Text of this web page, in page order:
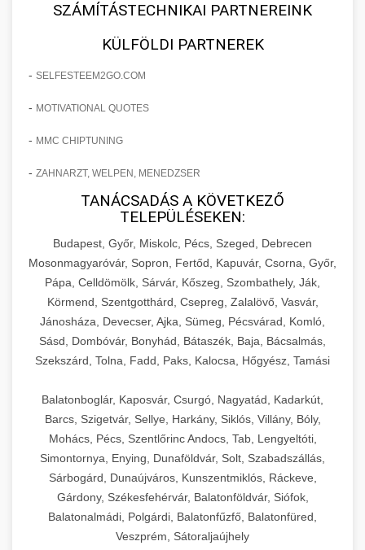
SZÁMÍTÁSTECHNIKAI PARTNEREINK
KÜLFÖLDI PARTNEREK
- SELFESTEEM2GO.COM
- MOTIVATIONAL QUOTES
- MMC CHIPTUNING
- ZAHNARZT, WELPEN, MENEDZSER
TANÁCSADÁS A KÖVETKEZŐ
TELEPÜLÉSEKEN:
Budapest, Győr, Miskolc, Pécs, Szeged, Debrecen
Mosonmagyaróvár, Sopron, Fertőd, Kapuvár, Csorna, Győr,
Pápa, Celldömölk, Sárvár, Kőszeg, Szombathely, Ják,
Körmend, Szentgotthárd, Csepreg, Zalalövő, Vasvár,
Jánosháza, Devecser, Ajka, Sümeg, Pécsvárad, Komló,
Sásd, Dombóvár, Bonyhád, Bátaszék, Baja, Bácsalmás,
Szekszárd, Tolna, Fadd, Paks, Kalocsa, Hőgyész, Tamási
Balatonboglár, Kaposvár, Csurgó, Nagyatád, Kadarkút,
Barcs, Szigetvár, Sellye, Harkány, Siklós, Villány, Bóly,
Mohács, Pécs, Szentlőrinc Andocs, Tab, Lengyeltóti,
Simontornya, Enying, Dunaföldvár, Solt, Szabadszállás,
Sárbogárd, Dunaújváros, Kunszentmiklós, Ráckeve,
Gárdony, Székesfehérvár, Balatonföldvár, Siófok,
Balatonalmádi, Polgárdi, Balatonfűzfő, Balatonfüred,
Veszprém, Sátoraljaújhely